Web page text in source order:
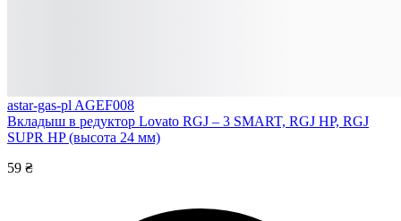
astar-gas-pl AGEF008
Вкладыш в редуктор Lovato RGJ – 3 SMART, RGJ HP, RGJ
SUPR HP (высота 24 мм)
59 ₴